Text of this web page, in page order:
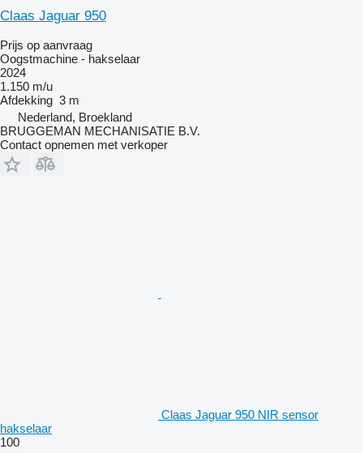
Claas Jaguar 950
Prijs op aanvraag
Oogstmachine - hakselaar
2024
1.150 m/u
Afdekking 3 m
Nederland, Broekland
BRUGGEMAN MECHANISATIE B.V.
Contact opnemen met verkoper
Claas Jaguar 950 NIR sensor
hakselaar
100